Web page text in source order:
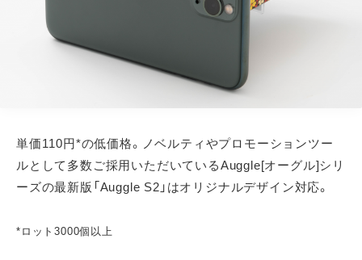
単価110円*の低価格。ノベルティやプロモーションツー
ルとして多数ご採用いただいているAuggle[オーグル]シリ
ーズの最新版「Auggle S2」はオリジナルデザイン対応。
*ロット3000個以上